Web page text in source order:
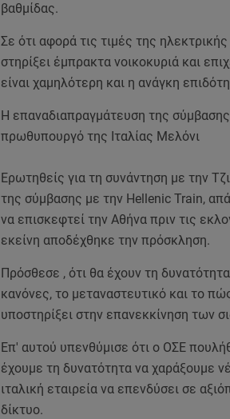
βαθμίδας.
Σε ότι αφορά τις τιμές της
στηρίξει έμπρακτα νοικοκυριά και
είναι χαμηλότερη και η ανάγκη
Η επαναδιαπραγμάτευση της
πρωθυπουργό της Ιταλίας Μελόνι
Ερωτηθείς για τη συνάντηση με την
της σύμβασης με την Hellenic Train,
να επισκεφτεί την Αθήνα πριν τις
εκείνη αποδέχθηκε την πρόσκληση.
Πρόσθεσε , ότι θα έχουν τη
κανόνες, το μεταναστευτικό και το
υποστηρίξει στην επανεκκίνηση των
Επ' αυτού υπενθύμισε ότι ο ΟΣΕ
έχουμε τη δυνατότητα να χαράξουμε
ιταλική εταιρεία να επενδύσει σε
δίκτυο.